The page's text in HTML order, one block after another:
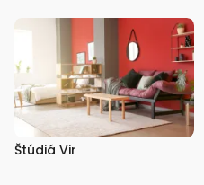
Štúdiá Vir